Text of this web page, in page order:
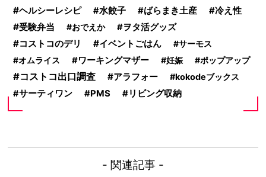
ヘルシーレシピ
水餃子 ばらまき土産 冷え性
受験弁当 おでえか ヲタ活グッズ
コストコのデリ イベントごはん
サーモス
オムライス
ワーキングマザー 妊娠 ポップアップ
コストコ出口調査 アラフォー kokodeブックス
サーティワン PMS リビング収納
- 関連記事 -